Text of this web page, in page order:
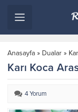
Anasayfa » Dualar »
Karı Koca
4 Yorum